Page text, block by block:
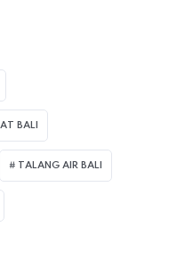
BALI
TALANG AIR BALI